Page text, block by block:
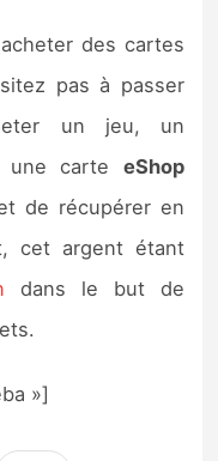
des cartes
pas à passer
un jeu, un
une carte eShop
de récupérer en
cet argent étant
dans le but de
»]